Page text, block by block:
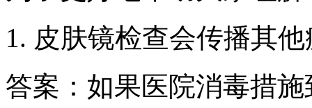
1. 皮肤镜检查会传播其
答案：如果医院消毒措